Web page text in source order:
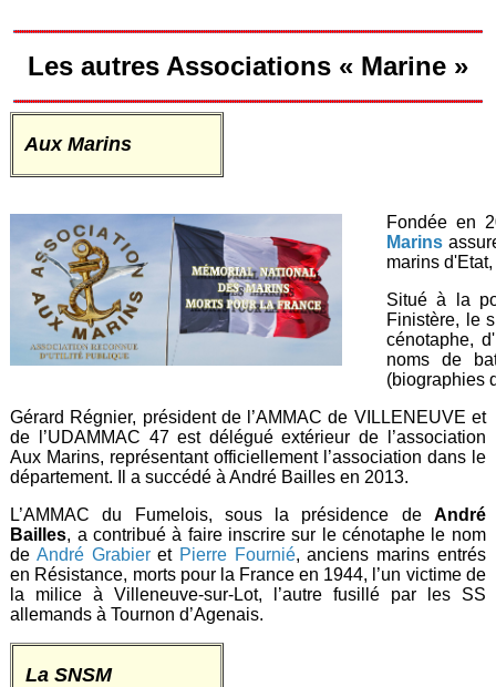
Les autres Associations « Marine »
Aux Marins
Fondée en
Marins
marins
Situé à la
Finistère, le
cénotaphe,
noms de
(biographies
Gérard Régnier, président de l’AMMAC de VILLENEUVE et
de l’UDAMMAC 47 est délégué extérieur de l’association
Aux Marins, représentant officiellement l’association dans le
département. Il a succédé à André Bailles en 2013.
L’AMMAC du Fumelois, sous la présidence de André
Bailles, a contribué à faire inscrire sur le cénotaphe le nom
de André Grabier et Pierre Fournié, anciens marins entrés
en Résistance, morts pour la France en 1944, l’un victime de
la milice à Villeneuve-sur-Lot, l’autre fusillé par les SS
allemands à Tournon d’Agenais.
La SNSM